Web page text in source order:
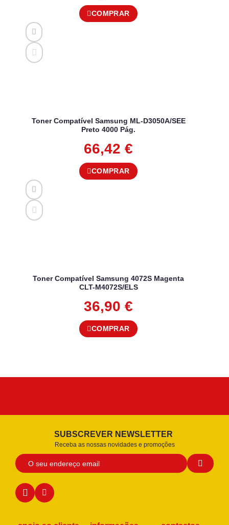
COMPRAR
Toner Compatível Samsung ML-D3050A/SEE
Preto 4000 Pág.
66,42 €
COMPRAR
Toner Compatível Samsung 4072S Magenta
CLT-M4072S/ELS
36,90 €
COMPRAR
SUBSCREVER NEWSLETTER
Receba as nossas novidades e promoções